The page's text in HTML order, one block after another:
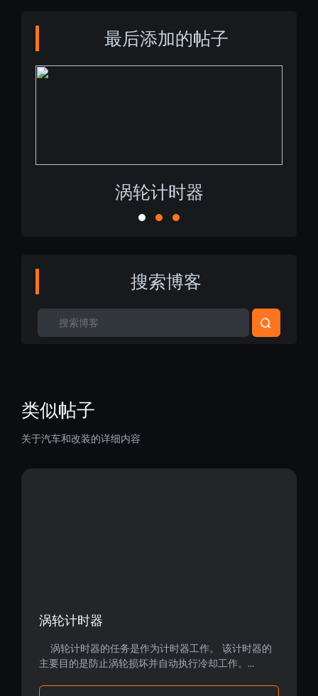
最后添加的帖子
涡轮计时器
搜索博客
类似帖子
关于汽车和改装的详细内容
涡轮计时器
涡轮计时器的任务是作为计时器工作。 该计时器的
主要目的是防止涡轮损坏并自动执行冷却工作。...